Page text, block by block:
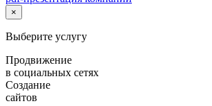
×
Выберите услугу
Продвижение
в социальных сетях
Создание
сайтов